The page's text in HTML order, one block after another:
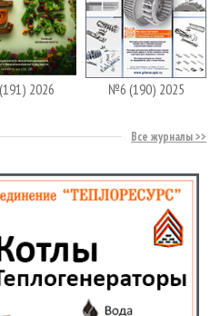
2026 №6 (190) 2025
Все журналы